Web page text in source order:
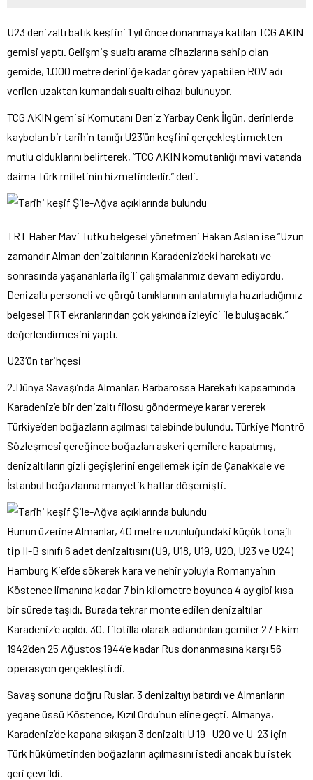
U23 denizaltı batık keşfini 1 yıl önce donanmaya katılan TCG AKIN
gemisi yaptı. Gelişmiş sualtı arama cihazlarına sahip olan
gemide, 1.000 metre derinliğe kadar görev yapabilen ROV adı
verilen uzaktan kumandalı sualtı cihazı bulunuyor.
TCG AKIN gemisi Komutanı Deniz Yarbay Cenk İlgün, derinlerde
kaybolan bir tarihin tanığı U23’ün keşfini gerçekleştirmekten
mutlu olduklarını belirterek, “TCG AKIN komutanlığı mavi vatanda
daima Türk milletinin hizmetindedir.” dedi.
TRT Haber Mavi Tutku belgesel yönetmeni Hakan Aslan ise “Uzun
zamandır Alman denizaltılarının Karadeniz’deki harekatı ve
sonrasında yaşananlarla ilgili çalışmalarımız devam ediyordu.
Denizaltı personeli ve görgü tanıklarının anlatımıyla hazırladığımız
belgesel TRT ekranlarından çok yakında izleyici ile buluşacak.”
değerlendirmesini yaptı.
U23’ün tarihçesi
2.Dünya Savaşı’nda Almanlar, Barbarossa Harekatı kapsamında
Karadeniz’e bir denizaltı filosu göndermeye karar vererek
Türkiye’den boğazların açılması talebinde bulundu. Türkiye Montrö
Sözleşmesi gereğince boğazları askeri gemilere kapatmış,
denizaltıların gizli geçişlerini engellemek için de Çanakkale ve
İstanbul boğazlarına manyetik hatlar döşemişti.
Bunun üzerine Almanlar, 40 metre uzunluğundaki küçük tonajlı
tip II-B sınıfı 6 adet denizaltısını (U9, U18, U19, U20, U23 ve U24)
Hamburg Kiel’de sökerek kara ve nehir yoluyla Romanya’nın
Köstence limanına kadar 7 bin kilometre boyunca 4 ay gibi kısa
bir sürede taşıdı. Burada tekrar monte edilen denizaltılar
Karadeniz’e açıldı. 30. filotilla olarak adlandırılan gemiler 27 Ekim
1942’den 25 Ağustos 1944’e kadar Rus donanmasına karşı 56
operasyon gerçekleştirdi.
Savaş sonuna doğru Ruslar, 3 denizaltıyı batırdı ve Almanların
yegane üssü Köstence, Kızıl Ordu’nun eline geçti. Almanya,
Karadeniz’de kapana sıkışan 3 denizaltı U 19- U20 ve U-23 için
Türk hükümetinden boğazların açılmasını istedi ancak bu istek
geri çevrildi.